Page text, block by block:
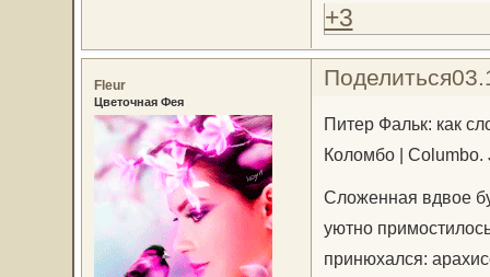
+3
Поделиться
Fleur
Цветочная Фея
Питер Фальк: как
Коломбо | Columbo.
Сложенная вдвое
уютно
принюхался: